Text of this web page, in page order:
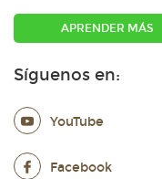
APRENDER MÁS
Síguenos en:
YouTube
Facebook